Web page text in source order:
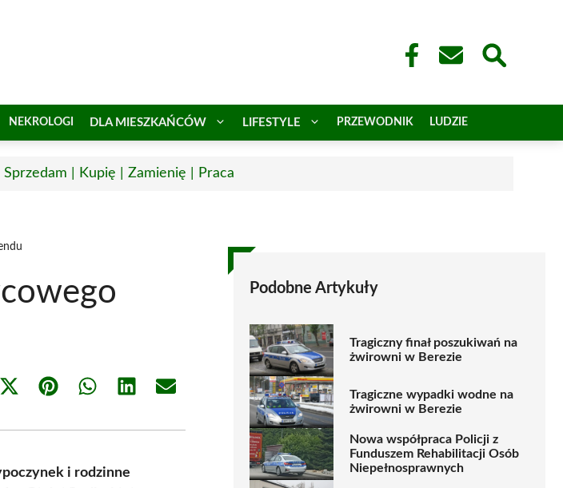
NEKROLOGI DLA MIESZKAŃCÓW LIFESTYLE PRZEWODNIK LUDZIE
Sprzedam | Kupię | Zamienię | Praca
Share
(Twitter)
Share Share Share Share
i rodzinne
Podobne Artykuły
Tragiczny finał poszukiwań na
żwirowni w Berezie
Tragiczne wypadki wodne na
żwirowni w Berezie
Nowa współpraca Policji z
Funduszem Rehabilitacji Osób
Niepełnosprawnych